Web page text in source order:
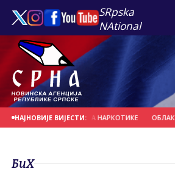
SRpska
NAtional
НАЈНОВИЈЕ ВИЈЕСТИ:
ПОЗИТИВАН НА НАРКОТИКЕ ОБЛАК
БиХ